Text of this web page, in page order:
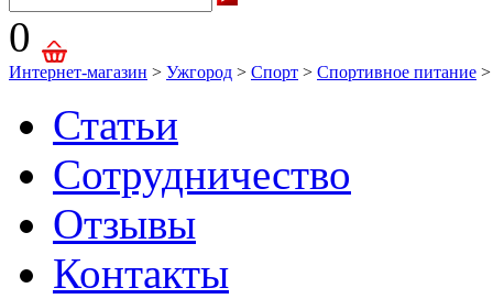
0
Интернет-магазин > Ужгород > Спорт > Спортивное питание >
Статьи
Сотрудничество
Отзывы
Контакты